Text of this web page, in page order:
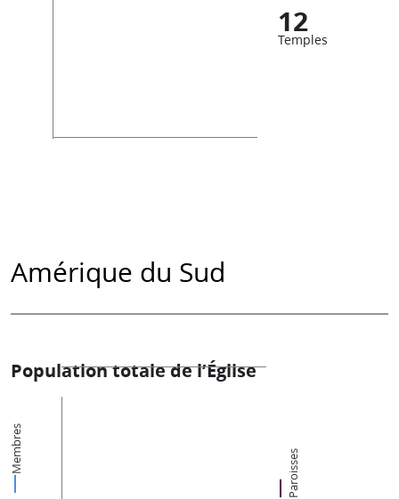
12
Temples
Amérique du Sud
Population totale de l’Église
Membres Paroisses